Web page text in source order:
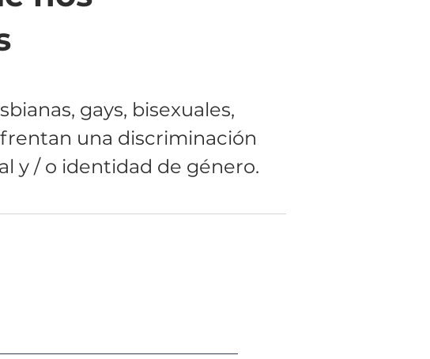
gays, bisexuales,
una discriminación
y / o identidad de género.